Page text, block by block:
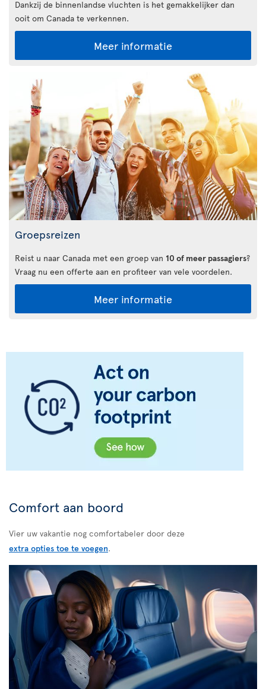
Dankzij de binnenlandse vluchten is het gemakkelijker dan
ooit om Canada te verkennen.
Meer informatie
Groepsreizen
Reist u naar Canada met een groep van 10 of meer passagiers?
Vraag nu een offerte aan en profiteer van vele voordelen.
Meer informatie
Comfort aan boord
Vier uw vakantie nog comfortabeler door deze
extra opties toe te voegen.